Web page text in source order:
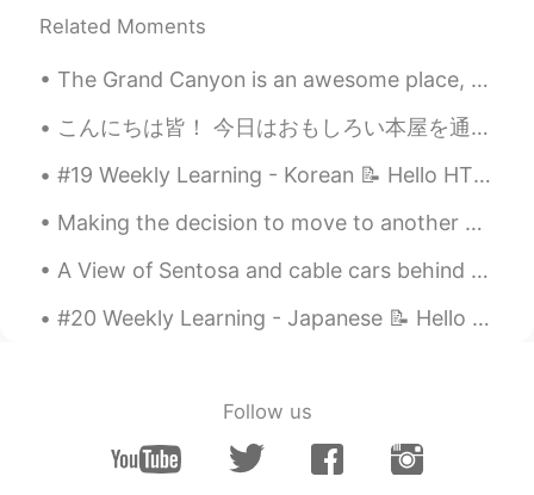
Related Moments
The Grand Canyon is an awesome place, but sadly only 3% of visitors actually take a hike down int...
こんにちは皆！ 今日はおもしろい本屋を通りかかった。外観がとても可愛くて注目を集めました。これは新しいお店で、オーナーが私に店を紹介してくれました。主に子供たちが本を買いに来て読むことを目的とし...
#19 Weekly Learning - Korean 📝 Hello HT friends 😄, Welcome to my weekly learning of 🇰🇷🇯🇵🇷🇺 ❓ Q...
Making the decision to move to another country is a hard one, but staying for 8 years is even har...
A View of Sentosa and cable cars behind me~😍 I want to have fun again in Universal Studios Singap...
#20 Weekly Learning - Japanese 📝 Hello HT friends 😄, Welcome to my weekly learning of 🇰🇷🇯🇵🇷🇺 ❓...
Follow us